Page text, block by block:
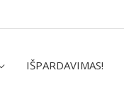
IŠPARDAVIMAS!